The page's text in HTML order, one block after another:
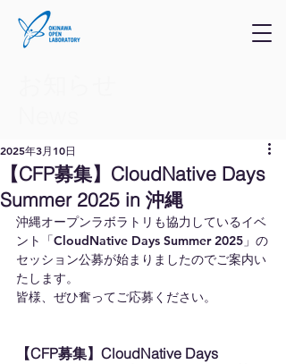
【CFP募集】CloudNative Days
Summer 2025 in 沖縄
2025年3月10日
沖縄オープンラボラトリも協力しているイベ
ント「CloudNative Days Summer 2025」の
セッション公募が始まりましたのでご案内い
たします。
皆様、ぜひ奮ってご応募ください。
【CFP募集】CloudNative Days